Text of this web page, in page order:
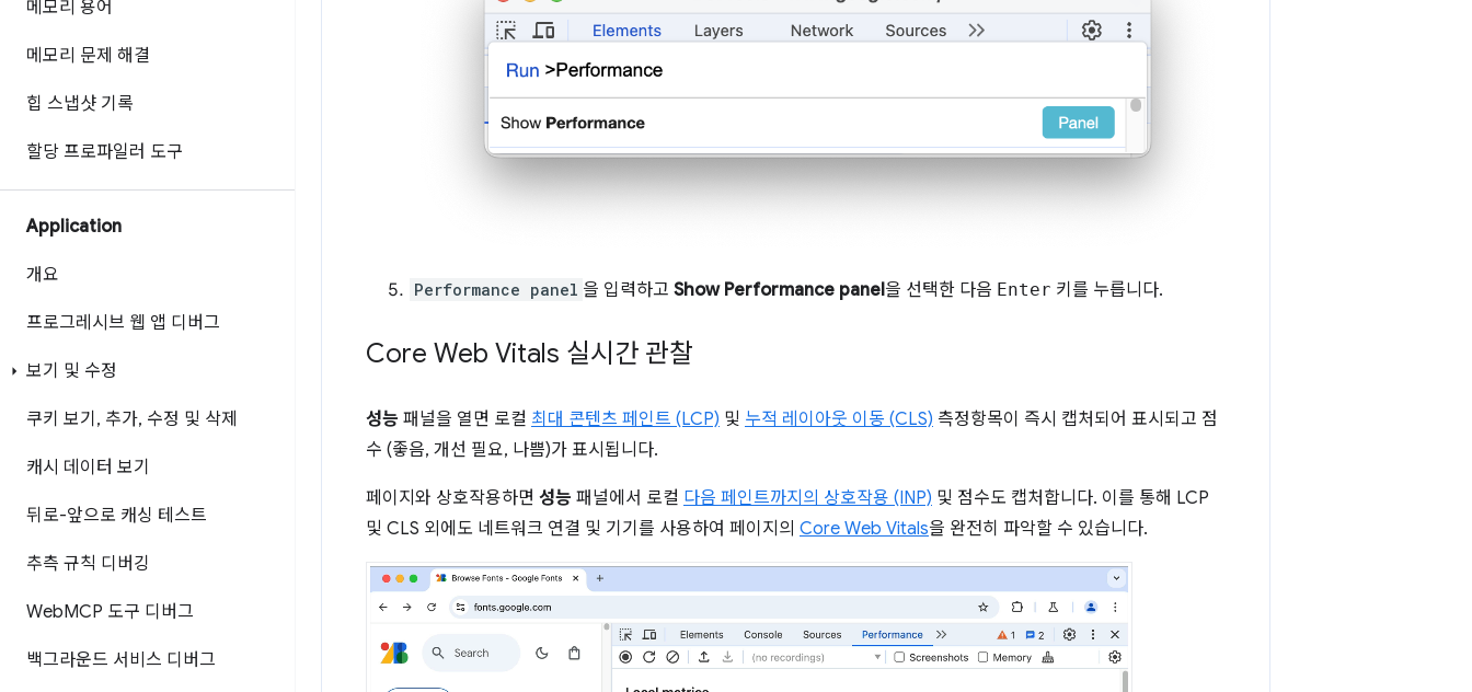
메모리 용어
메모리 문제 해결
힙 스냅샷 기록
할당 프로파일러 도구
Application
개요
프로그레시브 웹 앱 디버그
보기 및 수정
쿠키 보기 , 추가, 수정 및 삭제
캐시 데이터 보기
뒤로-앞으로 캐싱 테스트
추측 규칙 디버깅
WebMCP 도구 디버그
백그라운드 서비스 디버그
Performance panel 을 입력하고 Show Performance panel을 선택한 다음 Enter 키를 누릅니다.
Core Web Vitals 실시간 관찰
성능 패널을 열면 로컬 최대 콘텐츠 페인트 (LCP) 및 누적 레이아웃 이동 (CLS) 측정항목이 즉시 캡처되어 표시되고 점
수 (좋음, 개선 필요, 나쁨)가 표시됩니다.
페이지와 상호작용하면 성능 패널에서 로컬 다음 페인트까지의 상호작용 (INP) 및 점수도 캡처합니다. 이를 통해 LCP
및 CLS 외에도 네트워크 연결 및 기기를 사용하여 페이지의 Core Web Vitals을 완전히 파악할 수 있습니다.